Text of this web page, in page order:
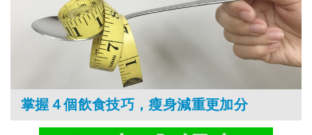
掌握４個飲食技巧，瘦身減重更加分